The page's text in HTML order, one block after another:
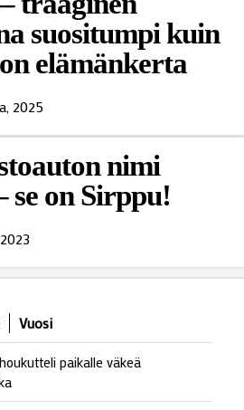
suositumpi kuin
elämänkerta
2025
nimi
on Sirppu!
Vuosi
paikalle väkeä